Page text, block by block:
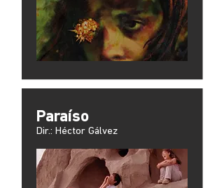
Paraíso
Dir.: Héctor Gálvez